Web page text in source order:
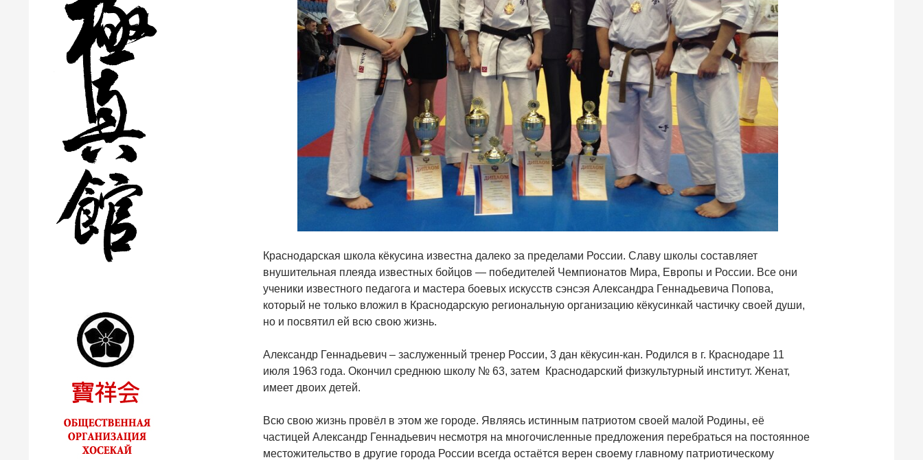
Краснодарская школа кёкусина известна далеко за пределами России. Славу школы составляет
внушительная плеяда известных бойцов — победителей Чемпионатов Мира, Европы и России. Все они
ученики известного педагога и мастера боевых искусств сэнсэя Александра Геннадьевича Попова,
который не только вложил в Краснодарскую региональную организацию кёкусинкай частичку своей души,
но и посвятил ей всю свою жизнь.
Александр Геннадьевич – заслуженный тренер России, 3 дан кёкусин-кан. Родился в г. Краснодаре 11
июля 1963 года. Окончил среднюю школу № 63, затем Краснодарский физкультурный институт. Женат,
имеет двоих детей.
Всю свою жизнь провёл в этом же городе. Являясь истинным патриотом своей малой Родины, её
частицей Александр Геннадьевич несмотря на многочисленные предложения перебраться на постоянное
местожительство в другие города России всегда остаётся верен своему главному патриотическому